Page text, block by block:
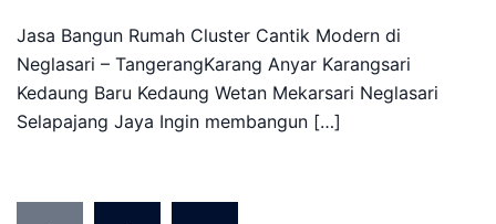
Jasa Bangun Rumah Cluster Cantik Modern di
Neglasari – TangerangKarang Anyar Karangsari
Kedaung Baru Kedaung Wetan Mekarsari Neglasari
Selapajang Jaya Ingin membangun […]